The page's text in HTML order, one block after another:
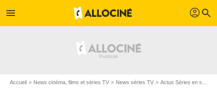
menu profil search
Accueil News cinéma, films et séries TV News séries TV Actus Séries en streaming